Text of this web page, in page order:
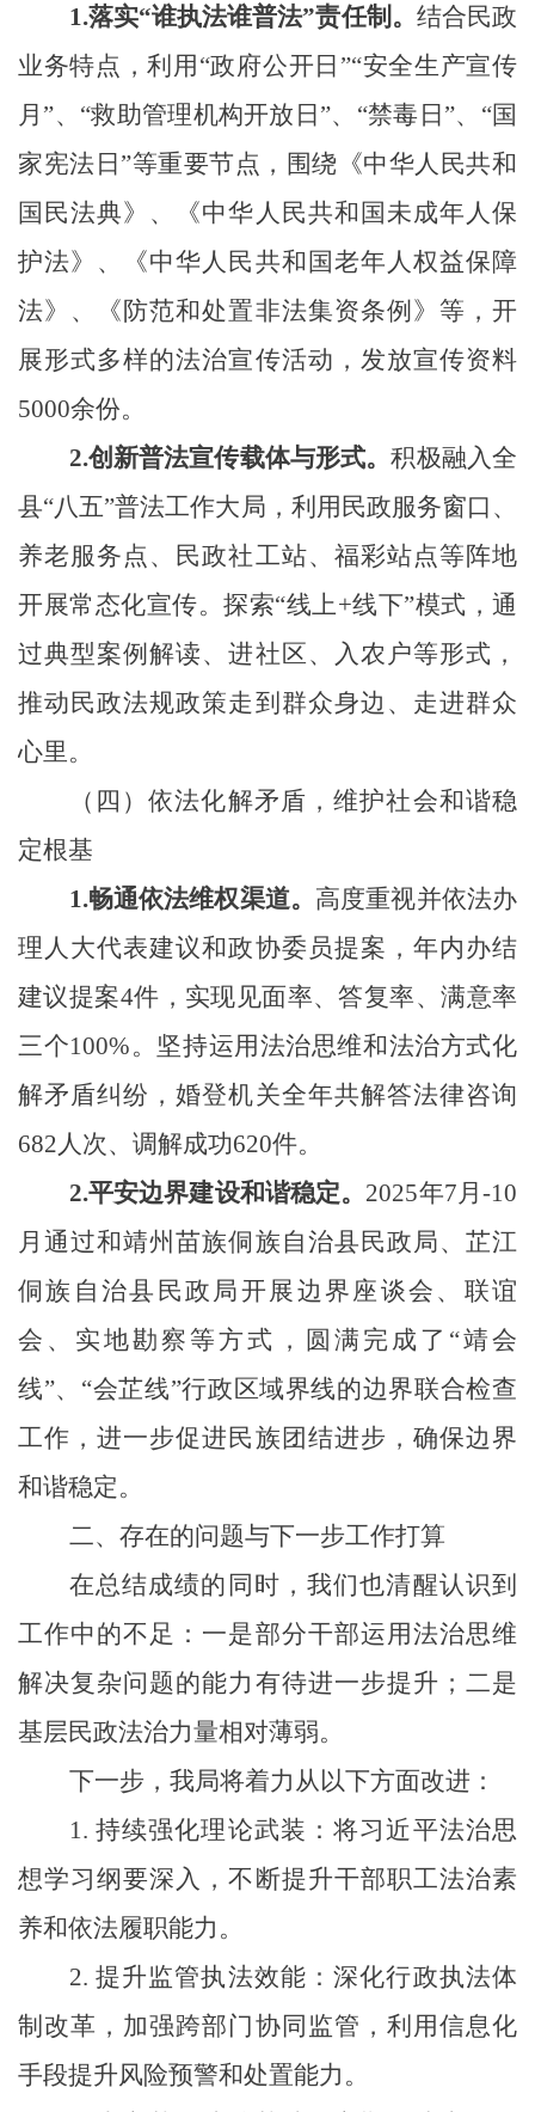
1.落实“谁执法谁普法”责任制。 结合民政
业务特点，利用 “政府公开日”“安全生产宣传
月”、“救助管理机构开放日”、“禁毒日”、 “国
家宪法日”等重要节点，围绕《中华人民共和
国 民法典》、《中华人民共和国 未成年人保
护法》、《中华人民共和国老年人权益保障
法》 、《防范和处置非法集资条例》 等，开
展形式多样的法治宣传活动 ， 发放宣传资料
5000余份。
2.创新普法宣传载体与形式。积极融入全
县“八五”普法工作大局，利用民政服务窗口、
养老服务点、民政社工站、福彩站点等阵地
开展常态化宣传。探索“线上+线下”模式，通
过典型案例解读、进社区、入农户等形式，
推动民政法规政策走到群众身边、走进群众
心里。
（四）依法化解矛盾，维护社会和谐稳
定根基
1.畅通依法维权渠道。 高度重视并依法办
理人大代表建议和政协委员提案，年内办结
建议提案4件，实现见面率、答复率、满意率
三个100%。坚持运用法治思维和法治方式化
解矛盾纠纷 ，婚登机关全年共解答法律咨询
682人次、调解成功620件。
2.平安边界建设和谐稳定。 2025年7月-10
月通过和靖州苗族侗族自治县民政局、芷江
侗族自治县民政局开展边界座谈会、联谊
会、实地勘察等方式，
圆满完成了 “靖会
线”、“会芷线”行政区域界线的边界联合检查
工作 ，进一步促进民族团结进步，确保边界
和谐稳定。
二、 存在的问题与下一步工作打算
在总结成绩的同时，我们也清醒认识到
工作中的不足：一是部分干部运用法治思维
解决复杂问题的能力有待进一步提升； 二是
基层民政法治力量相对薄弱。
下一步，我局将着力从以下方面改进：
1. 持续强化理论武装：将习近平法治思
想学习纲要深入，不断提升干部职工法治素
养和依法履职能力。
2. 提升监管执法效能：深化行政执法体
制改革，加强跨部门协同监管，利用信息化
手段提升风险预警和处置能力。